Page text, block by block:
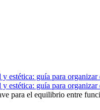
estética: guía para
estética: guía para
para el equilibrio entre